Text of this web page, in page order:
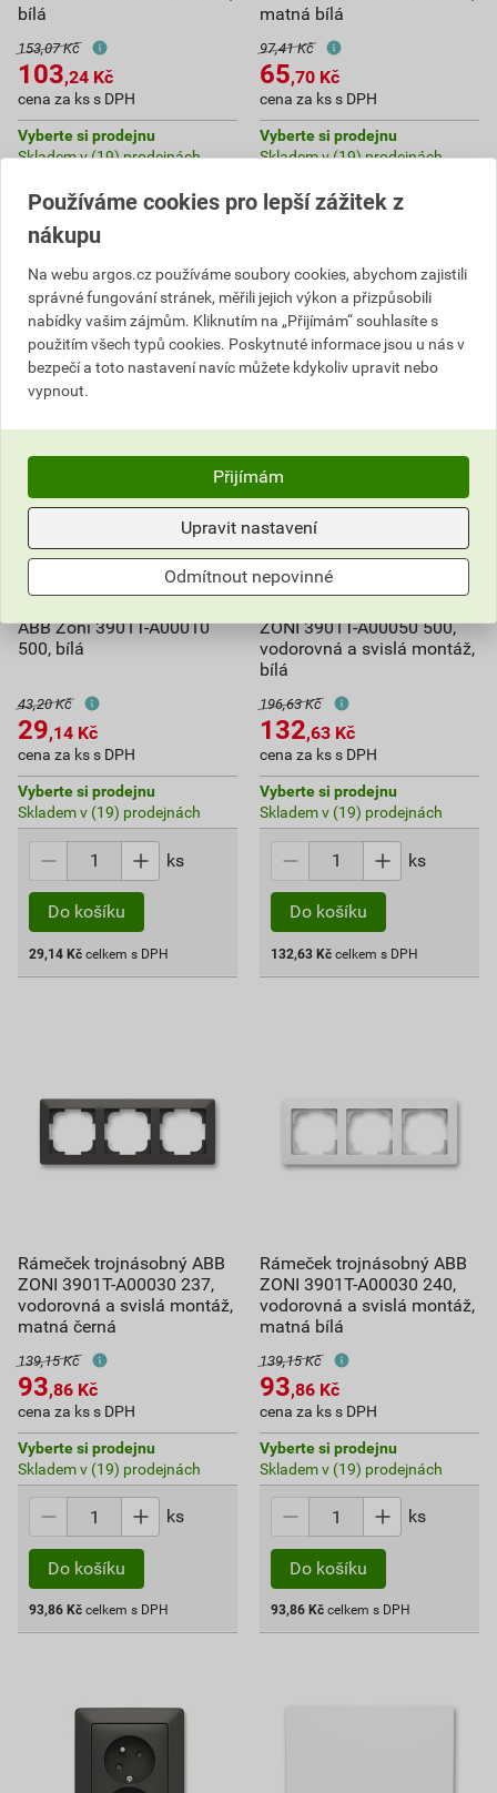
bílá
153,07 Kč
103,24 Kč
cena za ks s DPH
Vyberte si prodejnu
Skladem v (19) prodejnách
ks
103,24 Kč celkem s DPH
matná bílá
97,41 Kč
65,70 Kč
cena za ks s DPH
Vyberte si prodejnu
Skladem v (19) prodejnách
65,70 Kč celkem s DPH
ABB Zoni 3901T-A00010
500, bílá
43,20 Kč
29,14 Kč
cena za ks s DPH
Vyberte si prodejnu
Skladem v (19) prodejnách
ks
Do košíku
29,14 Kč celkem s DPH
ZONI 3901T-A00050 500,
vodorovná a svislá montáž,
bílá
196,63 Kč
132,63 Kč
cena za ks s DPH
Vyberte si prodejnu
Skladem v (19) prodejnách
ks
Do košíku
132,63 Kč celkem s DPH
Rámeček trojnásobný ABB
ZONI 3901T-A00030 237,
vodorovná a svislá montáž,
matná černá
139,15 Kč
93,86 Kč
cena za ks s DPH
Vyberte si prodejnu
Skladem v (19) prodejnách
ks
Do košíku
93,86 Kč celkem s DPH
Rámeček trojnásobný ABB
ZONI 3901T-A00030 240,
vodorovná a svislá montáž,
matná bílá
139,15 Kč
93,86 Kč
cena za ks s DPH
Vyberte si prodejnu
Skladem v (19) prodejnách
ks
Do košíku
93,86 Kč celkem s DPH
Používáme cookies pro lepší zážitek z
nákupu
Na webu argos.cz používáme soubory cookies, abychom zajistili
správné fungování stránek, měřili jejich výkon a přizpůsobili
nabídky vašim zájmům. Kliknutím na „Přijímám“ souhlasíte s
použitím všech typů cookies. Poskytnuté informace jsou u nás v
bezpečí a toto nastavení navíc můžete kdykoliv upravit nebo
vypnout.
Přijímám
Upravit nastavení
Odmítnout nepovinné